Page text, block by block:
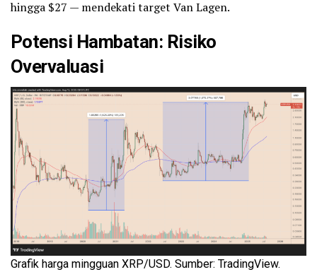
hingga $27 — mendekati target Van Lagen.
Potensi Hambatan: Risiko
Overvaluasi
Grafik harga mingguan XRP/USD. Sumber: TradingView.